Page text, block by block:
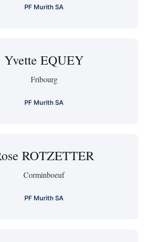
PF Murith SA
Yvette EQUEY
Fribourg
PF Murith SA
ROTZETTER
Corminboeuf
PF Murith SA